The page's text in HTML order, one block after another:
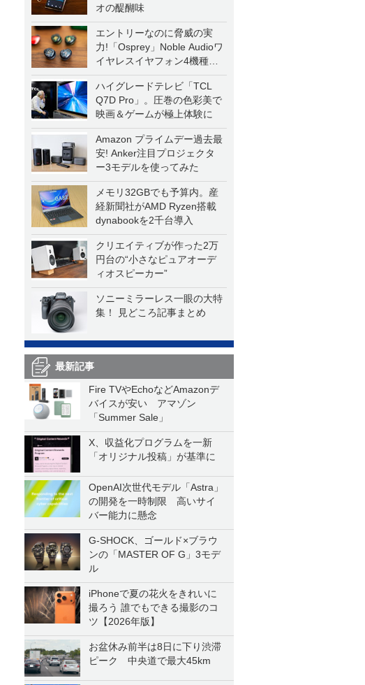
オの醍醐味
エントリーなのに脅威の実
力!「Osprey」Noble Audioワ
イヤレスイヤフォン4機種を
一気に聴く
ハイグレードテレビ「TCL
Q7D Pro」。圧巻の色彩美で
映画＆ゲームが極上体験に
Amazon プライムデー過去最
安! Anker注目プロジェクタ
ー3モデルを使ってみた
メモリ32GBでも予算内。産
経新聞社がAMD Ryzen搭載
dynabookを2千台導入
クリエイティブが作った2万
円台の“小さなピュアオーデ
ィオスピーカー”
ソニーミラーレス一眼の大特
集！ 見どころ記事まとめ
最新記事
Fire TVやEchoなどAmazonデ
バイスが安い アマゾン
「Summer Sale」
X、収益化プログラムを一新
「オリジナル投稿」が基準に
OpenAI次世代モデル「Astra」
の開発を一時制限 高いサイ
バー能力に懸念
G-SHOCK、ゴールド×ブラウ
ンの「MASTER OF G」3モデ
ル
iPhoneで夏の花火をきれいに
撮ろう 誰でもできる撮影のコ
ツ【2026年版】
お盆休み前半は8日に下り渋滞
ピーク 中央道で最大45km